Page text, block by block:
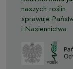
naszych roślin
sprawuje
i Nasiennictwa